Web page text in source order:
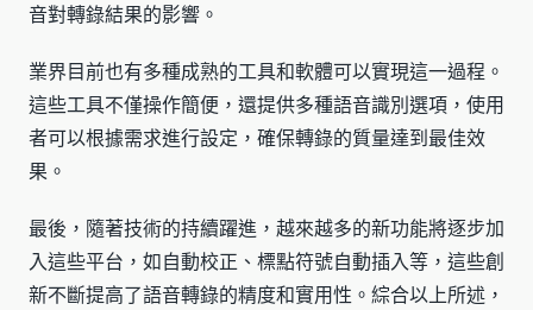
音對轉錄結果的影響。
業界目前也有多種成熟的工具和軟體可以實現這一過程。
這些工具不僅操作簡便，還提供多種語音識別選項，使用
者可以根據需求進行設定，確保轉錄的質量達到最佳效
果。
最後，隨著技術的持續躍進，越來越多的新功能將逐步加
入這些平台，如自動校正、標點符號自動插入等，這些創
新不斷提高了語音轉錄的精度和實用性。綜合以上所述，